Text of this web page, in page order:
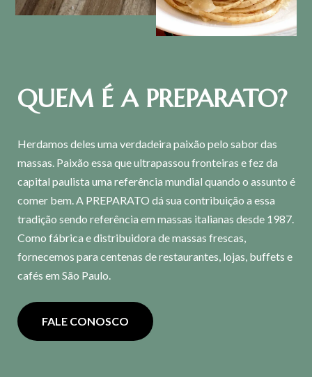
QUEM É A PREPARATO?
Herdamos deles uma verdadeira paixão pelo sabor das
massas. Paixão essa que ultrapassou fronteiras e fez da
capital paulista uma referência mundial quando o assunto é
comer bem. A PREPARATO dá sua contribuição a essa
tradição sendo referência em massas italianas desde 1987.
Como fábrica e distribuidora de massas frescas,
fornecemos para centenas de restaurantes, lojas, buffets e
cafés em São Paulo.
FALE CONOSCO